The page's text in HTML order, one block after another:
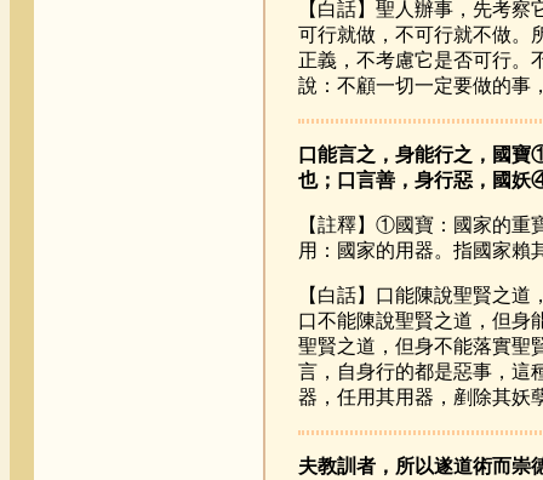
【白話】聖人辦事，先考
可行就做，不可行就不做。
正義，不考慮它是否可行。
說：不顧一切一定要做的事
口能言之，身能行之，國
也；口言善，身行惡，國
【註釋】①國寶：國家的
用：國家的用器。指國家
【白話】口能陳說聖賢之
口不能陳說聖賢之道，但身
聖賢之道，但身不能落實聖
言，自身行的都是惡事，這
器，任用其用器，剷除其妖
夫教訓者，所以遂道術而崇